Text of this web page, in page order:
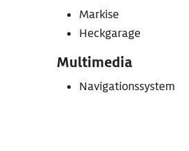
Markise
Heckgarage
Multimedia
Navigationssystem